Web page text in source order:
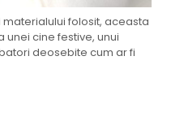
folosit, aceasta
cine festive, unui
deosebite cum ar fi